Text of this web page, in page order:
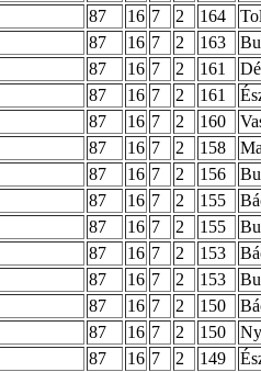
87 16 7 2 164
87 16 7 2 163
87 16 7 2 161
87 16 7 2 161
87 16 7 2 160
87 16 7 2 158
87 16 7 2 156
87 16 7 2 155
87 16 7 2 155
87 16 7 2 153
87 16 7 2 153
87 16 7 2 150
87 16 7 2 150
87 16 7 2 149